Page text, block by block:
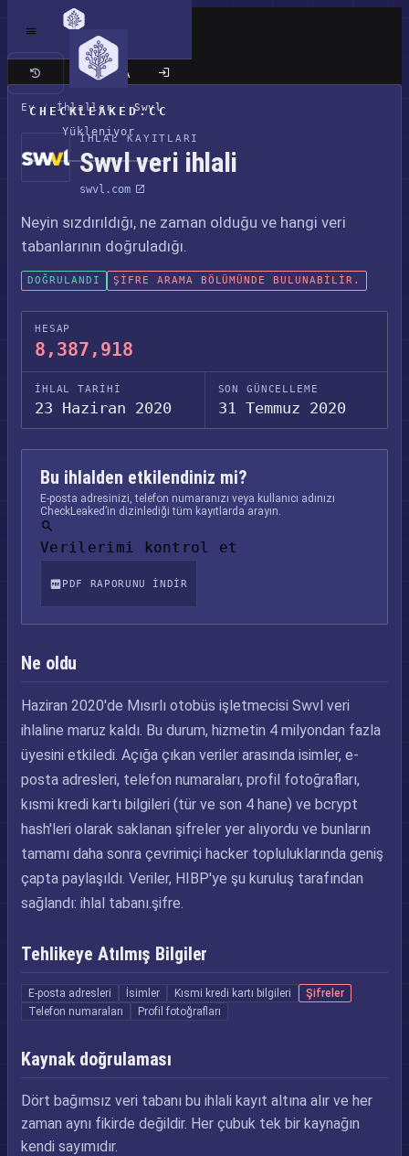
CHECKLEAKED.CC
Yükleniyor
Klasik site
Ev / İhlaller / Swvl
İHLAL KAYITLARI
Swvl veri ihlali
swvl.com
Neyin sızdırıldığı, ne zaman olduğu ve hangi veri
tabanlarının doğruladığı.
DOĞRULANDI ŞIFRE ARAMA BÖLÜMÜNDE BULUNABILIR.
HESAP
8,387,918
İHLAL TARIHI
23 Haziran 2020
SON GÜNCELLEME
31 Temmuz 2020
Bu ihlalden etkilendiniz mi?
E-posta adresinizi, telefon numaranızı veya kullanıcı adınızı
CheckLeaked’in dizinlediği tüm kayıtlarda arayın.
Verilerimi kontrol et
PDF RAPORUNU INDIR
Ne oldu
Haziran 2020'de Mısırlı otobüs işletmecisi Swvl veri
ihlaline maruz kaldı. Bu durum, hizmetin 4 milyondan fazla
üyesini etkiledi. Açığa çıkan veriler arasında isimler, e-
posta adresleri, telefon numaraları, profil fotoğrafları,
kısmi kredi kartı bilgileri (tür ve son 4 hane) ve bcrypt
hash'leri olarak saklanan şifreler yer alıyordu ve bunların
tamamı daha sonra çevrimiçi hacker topluluklarında geniş
çapta paylaşıldı. Veriler, HIBP'ye şu kuruluş tarafından
sağlandı: ihlal tabanı.şifre.
Tehlikeye Atılmış Bilgiler
E-posta adresleri İsimler Kısmi kredi kartı bilgileri
Şifreler
Telefon numaraları
Profil fotoğrafları
Kaynak doğrulaması
Dört bağımsız veri tabanı bu ihlali kayıt altına alır ve her
zaman aynı fikirde değildir. Her çubuk tek bir kaynağın
kendi sayımıdır.